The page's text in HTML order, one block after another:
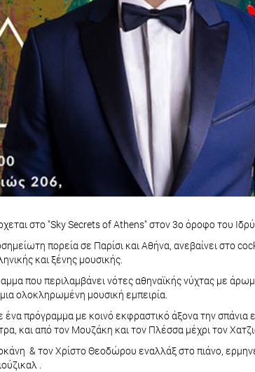
στο "Sky Secrets of Athens" στον 3ο όροφο του
πορεία σε Παρίσι και Αθήνα, ανεβαίνει στο
και ξένης μουσικής.
που περιλαμβάνει νότες αθηναϊκής νύχτας με
ολοκληρωμένη μουσική εμπειρία.
πρόγραμμα με κοινό εκφραστικό άξονα την σπάνια
και από τον Μουζάκη και τον Πλέσσα μέχρι τον
& τον Χρίστο Θεοδώρου εναλλάξ στο πιάνο,
.